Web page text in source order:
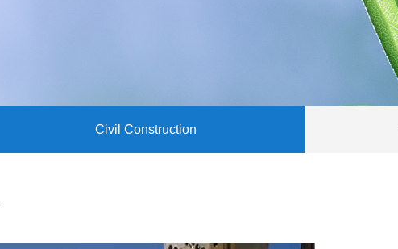
Civil Construction